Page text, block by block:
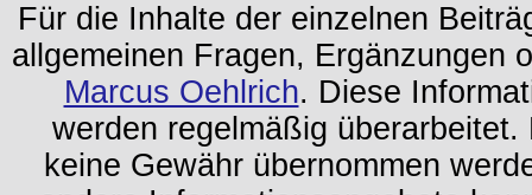
Für die Inhalte der einzelnen
allgemeinen Fragen, Ergänzungen
Marcus Oehlrich. Diese
werden regelmäßig
keine Gewähr übernommen